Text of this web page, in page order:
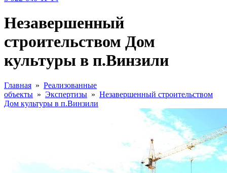
Незавершенный
строительством Дом
культуры в п.Винзили
Главная » Реализованные
объекты » Экспертизы » Незавершенный строительством
Дом культуры в п.Винзили